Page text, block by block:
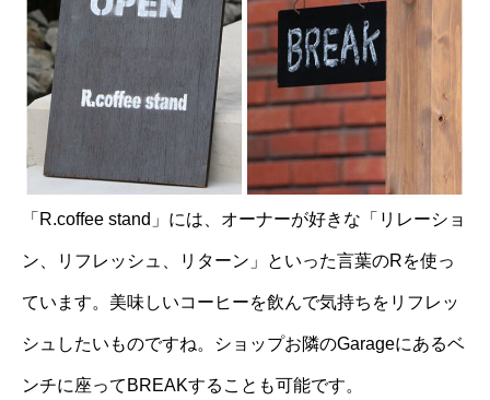
「R.coffee stand」には、オーナーが好きな「リレーショ
ン、リフレッシュ、リターン」といった言葉のRを使っ
ています。美味しいコーヒーを飲んで気持ちをリフレッ
シュしたいものですね。ショップお隣のGarageにあるベ
ンチに座ってBREAKすることも可能です。